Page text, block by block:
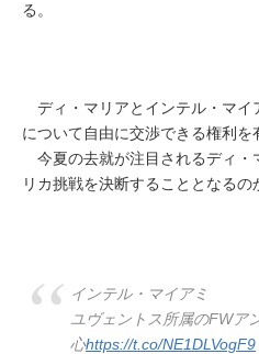
る。
ディ・マリアとインテル・マイ
について自由に交渉できる権利を
今夏の去就が注目されるディ・
リカ挑戦を決断することとなるの
インテル・マイアミ
ユヴェントス所属のFWア
心https://t.co/NE1DLVogF9